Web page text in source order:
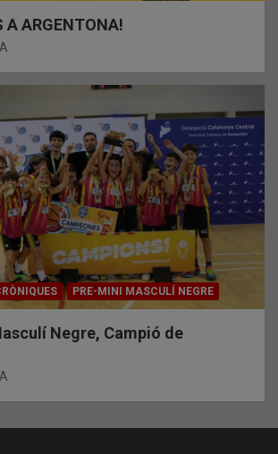
A ARGENTONA!
PRE-MINI MASCULÍ NEGRE
Negre, Campió de